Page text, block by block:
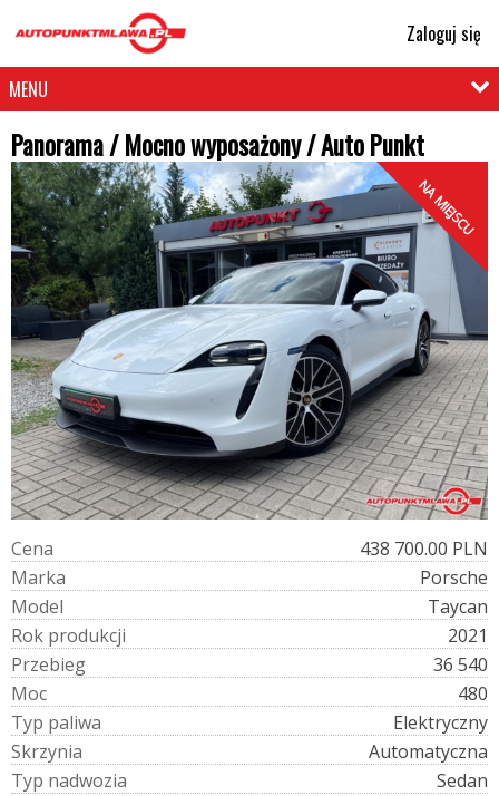
Zaloguj się
MENU
Panorama / Mocno wyposażony / Auto Punkt
NA MIEJSCU
Cena
438 700.00 PLN
Marka
Porsche
Model
Taycan
Rok produkcji
2021
Przebieg
36 540
Moc
480
Typ paliwa
Elektryczny
Skrzynia
Automatyczna
Typ nadwozia
Sedan